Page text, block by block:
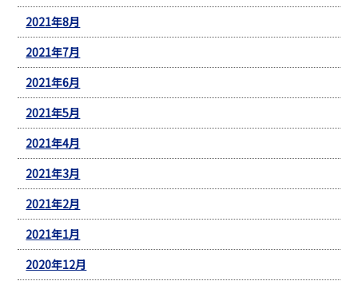
2021年8月
2021年7月
2021年6月
2021年5月
2021年4月
2021年3月
2021年2月
2021年1月
2020年12月